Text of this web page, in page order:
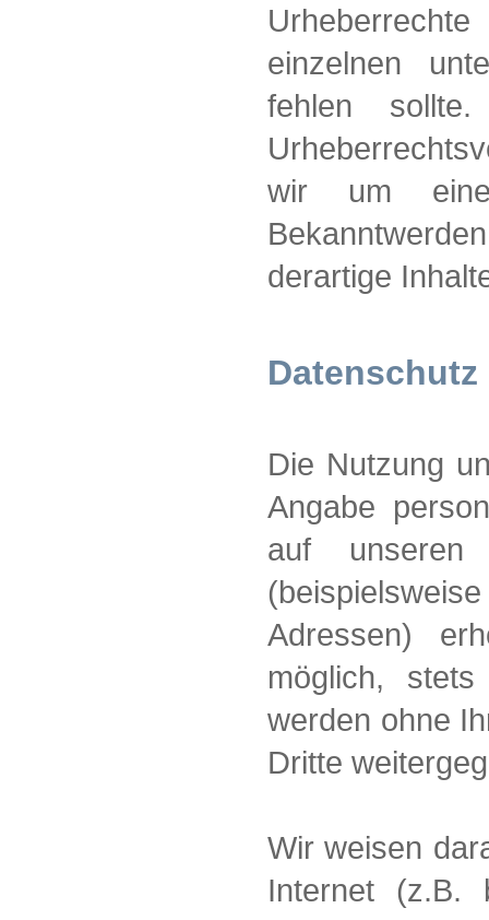
einzelnen
fehlen
wir um
derartige
Datenschutz
Die Nutzung
Angabe
auf unseren
Adressen)
möglich,
werden ohne
Dritte
Wir weisen
Internet (z.B.